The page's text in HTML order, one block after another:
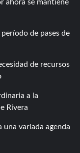
ahora se mantiene
de pases de
de recursos
a la
Rivera
una variada agenda